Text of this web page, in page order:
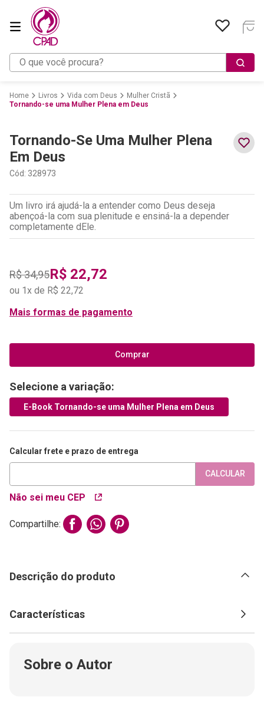
O que você procura?
Livros Vida com Deus
Mulher Cristã
Tornando-se uma Mulher Plena em Deus
Tornando-Se Uma Mulher Plena
Em Deus
Cód: 328973
Um livro irá ajudá-la a entender como Deus deseja
abençoá-la com sua plenitude e ensiná-la a depender
completamente dEle.
R$34,95R$ 22,72
ou 1 x de R$ 22,72
Mais formas de pagamento
Comprar
Selecione a variação:
E-Book Tornando-se uma Mulher Plena em Deus
Calcular frete e prazo de entrega
Não sei meu CEP
CALCULAR
Compartilhe:
Descrição do produto
Características
Sobre o Autor